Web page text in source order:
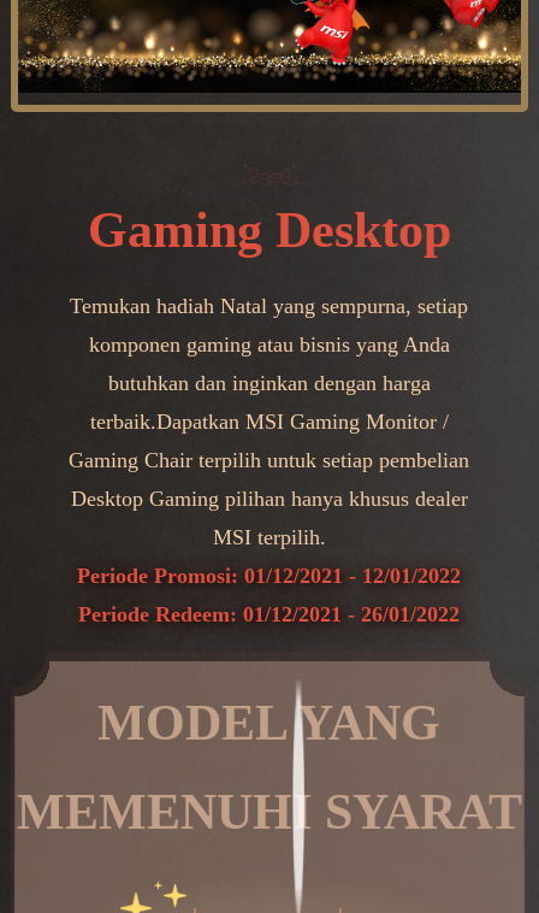
Gaming Desktop
Temukan hadiah Natal yang sempurna, setiap
komponen gaming atau bisnis yang Anda
butuhkan dan inginkan dengan harga
terbaik.Dapatkan MSI Gaming Monitor /
Gaming Chair terpilih untuk setiap pembelian
Desktop Gaming pilihan hanya khusus dealer
MSI terpilih.
Periode Promosi: 01/12/2021 - 12/01/2022
Periode Redeem: 01/12/2021 - 26/01/2022
MODEL YANG
MEMENUHI SYARAT